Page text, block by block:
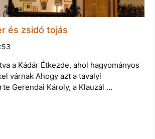
és zsidó tojás
a Kádár Étkezde, ahol hagyományos
várnak Ahogy azt a tavalyi
Gerendai Károly, a Klauzál …